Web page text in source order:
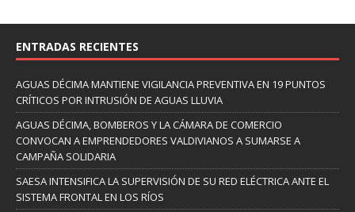
ENTRADAS RECIENTES
AGUAS DÉCIMA MANTIENE VIGILANCIA PREVENTIVA EN 19 PUNTOS
CRÍTICOS POR INTRUSIÓN DE AGUAS LLUVIA
AGUAS DÉCIMA, BOMBEROS Y LA CÁMARA DE COMERCIO
CONVOCAN A EMPRENDEDORES VALDIVIANOS A SUMARSE A
CAMPAÑA SOLIDARIA
SAESA INTENSIFICA LA SUPERVISIÓN DE SU RED ELÉCTRICA ANTE EL
SISTEMA FRONTAL EN LOS RÍOS